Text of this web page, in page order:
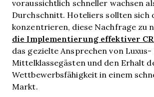
voraussichtlich schneller wachsen
Durchschnitt. Hoteliers sollten sich
konzentrieren, diese Nachfrage zu
die Implementierung effektiver
das gezielte Ansprechen von Luxus-
Mittelklassegästen und den Erhalt
Wettbewerbsfähigkeit in einem
Markt.